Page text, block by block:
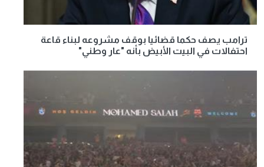
ترامب يصف حكما قضائيا بوقف مشروعه لبناء قاعة
احتفالات في البيت الأبيض بأنه "عار وطني"